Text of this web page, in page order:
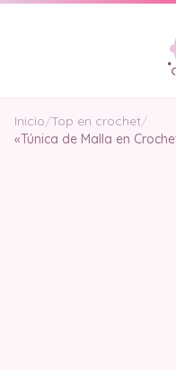
Inicio/Top en crochet/
«Túnica de Malla en